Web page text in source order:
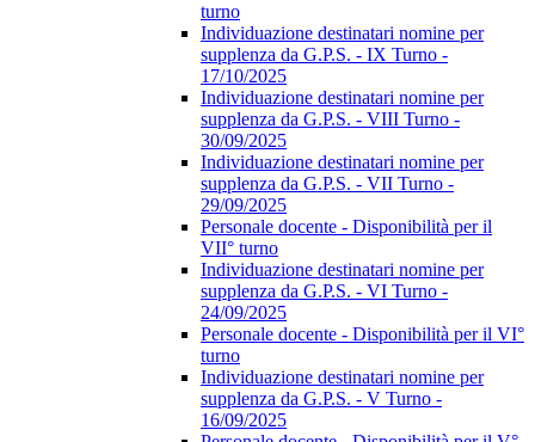
turno
Individuazione destinatari nomine per
supplenza da G.P.S. - IX Turno -
17/10/2025
Individuazione destinatari nomine per
supplenza da G.P.S. - VIII Turno -
30/09/2025
Individuazione destinatari nomine per
supplenza da G.P.S. - VII Turno -
29/09/2025
Personale docente - Disponibilità per il
VII° turno
Individuazione destinatari nomine per
supplenza da G.P.S. - VI Turno -
24/09/2025
Personale docente - Disponibilità per il VI°
turno
Individuazione destinatari nomine per
supplenza da G.P.S. - V Turno -
16/09/2025